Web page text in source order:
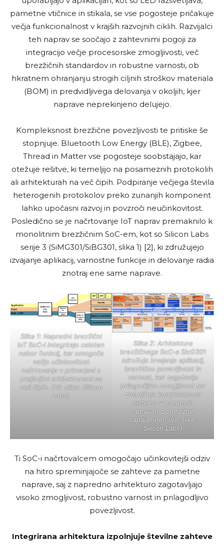
pametne vtičnice in stikala, se vse pogosteje pričakuje
večja funkcionalnost v krajših razvojnih ciklih. Razvijalci
teh naprav se soočajo z zahtevnimi pogoji za
integracijo večje procesorske zmogljivosti, več
brezžičnih standardov in robustne varnosti, ob
hkratnem ohranjanju strogih ciljnih stroškov materiala
(BOM) in predvidljivega delovanja v okoljih, kjer
naprave neprekinjeno delujejo.
Kompleksnost brezžične povezljivosti te pritiske še
stopnjuje. Bluetooth Low Energy (BLE), Zigbee,
Thread in Matter vse pogosteje soobstajajo, kar
otežuje rešitve, ki temeljijo na posameznih protokolih
ali arhitekturah na več čipih. Podpiranje večjega števila
heterogenih protokolov preko zunanjih komponent
lahko upočasni razvoj in povzroči neučinkovitost.
Posledično se je načrtovanje IoT naprav premaknilo k
monolitnim brezžičnim SoC-em, kot so Silicon Labs
serije 3 (SiMG301/SiBG301, slika 1) [2], ki združujejo
izvajanje aplikacij, varnostne funkcije in delovanje radia
znotraj ene same naprave.
Slika 1: Napredni brezžični
IoT SoC-i integrirajo celoten
nabor funkcij, kar omogoča
večjo učinkovitost
načrtovanja v primerjavi s
prejšnjimi arhitekturami na
več čipih. (Vir slike: Silicon
Labs)
Slika 2: Arhitektura
brezžičnega SoC-a SixG301
združuje izvajanje aplikacij,
brezžično povezljivost in
varnost, kar zagotavlja
prilagodljivo zmogljivost ter
zmanjšuje kompleksnost
sistema v pametnih
napravah z omrežnim
napajanjem. (Vir slike:
Silicon Labs)
Ti SoC-i načrtovalcem omogočajo učinkovitejši odziv
na hitro spreminjajoče se zahteve za pametne
naprave, saj z napredno arhitekturo zagotavljajo
visoko zmogljivost, robustno varnost in prilagodljivo
povezljivost.
Integrirana arhitektura izpolnjuje številne zahteve